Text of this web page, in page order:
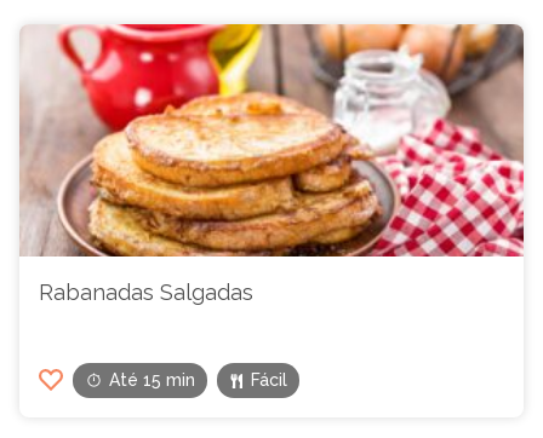
Rabanadas Salgadas
Até 15 min Fácil